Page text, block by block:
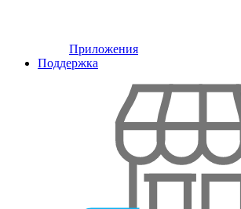
Приложения
Поддержка